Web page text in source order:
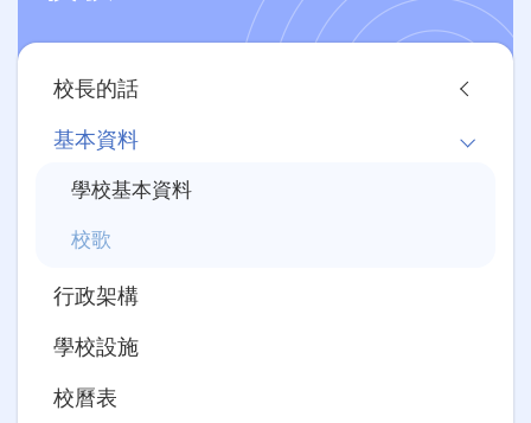
Main
navigation
校長的話
基本資料
學校基本資料
校歌
行政架構
學校設施
校曆表